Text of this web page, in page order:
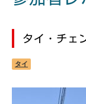
タイ・チェ
タイ